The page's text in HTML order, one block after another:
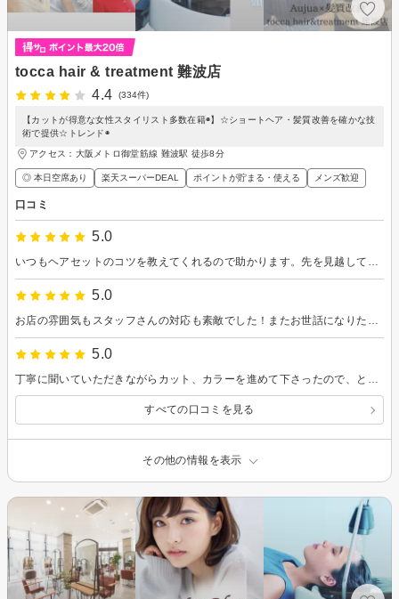
tocca hair & treatment 難波店
4.4
(334件)
【カットが得意な女性スタイリスト多数在籍◉】☆ショートヘア・髪質改善を確かな技
術で提供☆トレンド◉
アクセス：大阪メトロ御堂筋線 難波駅 徒歩8分
◎ 本日空席あり 楽天スーパーDEAL ポイントが貯まる・使える メンズ歓迎
口コミ
5.0
いつもヘアセットのコツを教えてくれるので助かります。先を見越してどうしていけばいいかも説明いただけるので納得できます！
5.0
お店の雰囲気もスタッフさんの対応も素敵でした！またお世話になりたいです。
5.0
丁寧に聞いていただきながらカット、カラーを進めて下さったので、とても理想通りに仕上げてもらえました。セットも楽になり、大満足です。
すべての口コミを見る
その他の情報を表示